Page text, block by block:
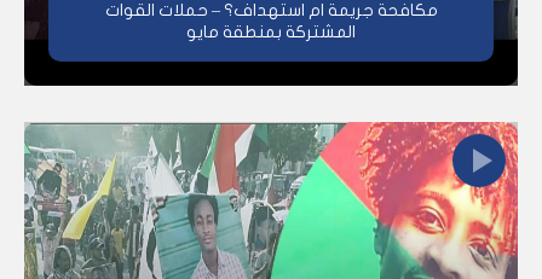
مكافحة جريمة ام استهداف؟ – حملات القوات
المشتركة بمنطقة مايو